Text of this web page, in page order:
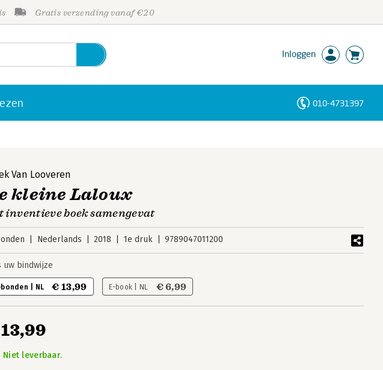
Gratis verzending vanaf €20
Inloggen
010-4731397
Van Looveren
kleine Laloux
inventieve boek samengevat
Nederlands 2018 1e druk 9789047011200
uw bindwijze
| NL € 13,99 E-book | NL € 6,99
Niet leverbaar.
Personen